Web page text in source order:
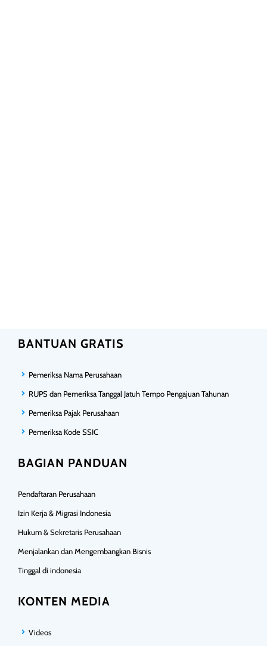
BANTUAN GRATIS
Pemeriksa Nama Perusahaan
RUPS dan Pemeriksa Tanggal Jatuh Tempo Pengajuan Tahunan
Pemeriksa Pajak Perusahaan
Pemeriksa Kode SSIC
BAGIAN PANDUAN
Pendaftaran Perusahaan
Izin Kerja & Migrasi Indonesia
Hukum & Sekretaris Perusahaan
Menjalankan dan Mengembangkan Bisnis
Tinggal di indonesia
KONTEN MEDIA
Videos